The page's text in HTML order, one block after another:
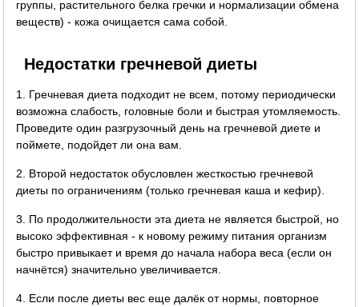
группы, растительного белка гречки и нормализации обмена
веществ) - кожа очищается сама собой.
Недостатки гречневой диеты
1. Гречневая диета подходит не всем, потому периодически
возможна слабость, головные боли и быстрая утомляемость.
Проведите один разгрузочный день на гречневой диете и
поймете, подойдет ли она вам.
2. Второй недостаток обусловлен жесткостью гречневой
диеты по ограничениям (только гречневая каша и кефир).
3. По продолжительности эта диета не является быстрой, но
высоко эффективная - к новому режиму питания организм
быстро привыкает и время до начала набора веса (если он
начнётся) значительно увеличивается.
4. Если после диеты вес еще далёк от нормы, повторное